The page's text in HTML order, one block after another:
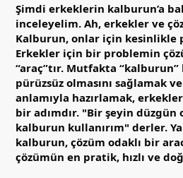
Şimdi erkeklerin kalburun’a
inceleyelim. Ah, erkekler ve
Kalburun, onlar için kesinlikle
Erkekler için bir problemin
“araç”tır. Mutfakta
pürüzsüz olmasını sağlamak
anlamıyla hazırlamak,
bir adımdır. "Bir şeyin düzgün
kalburun kullanırım" derler.
kalburun, çözüm odaklı bir
çözümün en pratik, hızlı ve